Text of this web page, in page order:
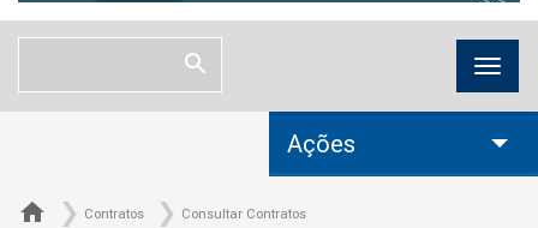
 Contratos Consultar Contratos
Ações